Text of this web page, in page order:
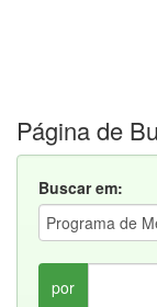
Página de
Buscar em:
por